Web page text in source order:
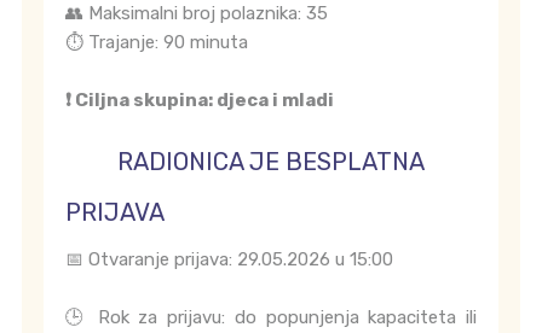
👥 Maksimalni broj polaznika: 35
⏱️ Trajanje: 90 minuta
❗ Ciljna skupina: djeca i mladi
RADIONICA JE BESPLATNA
PRIJAVA
📅 Otvaranje prijava: 29.05.2026 u 15:00
🕒 Rok za prijavu: do popunjenja kapaciteta ili